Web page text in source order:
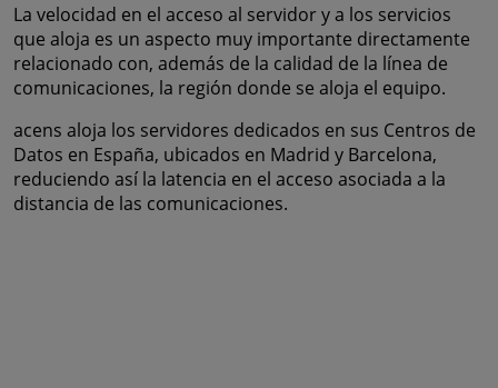
La velocidad en el acceso al servidor y a los servicios
que aloja es un aspecto muy importante directamente
relacionado con, además de la calidad de la línea de
comunicaciones, la región donde se aloja el equipo.
acens aloja los servidores dedicados en sus Centros de
Datos en España, ubicados en Madrid y Barcelona,
reduciendo así la latencia en el acceso asociada a la
distancia de las comunicaciones.